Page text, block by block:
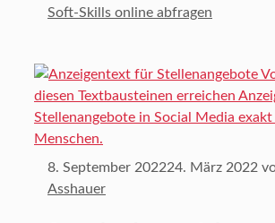
Soft-Skills online abfragen
8. September 202224. März 2022
Asshauer